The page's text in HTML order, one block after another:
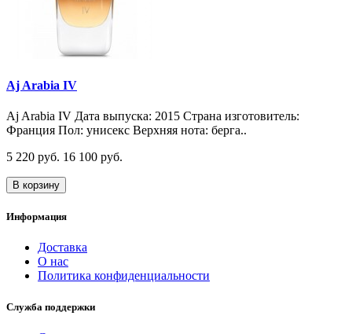
Aj Arabia IV
Aj Arabia IV Дата выпуска: 2015 Страна изготовитель:
Франция Пол: унисекс Верхняя нота: берга..
5 220 руб. 16 100 руб.
В корзину
Информация
Доставка
О нас
Политика конфиденциальности
Служба поддержки